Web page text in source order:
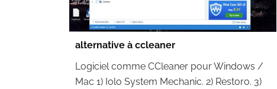
alternative à ccleaner
Logiciel comme CCleaner pour Windows /
Mac 1) Iolo System Mechanic. 2) Restoro. 3)